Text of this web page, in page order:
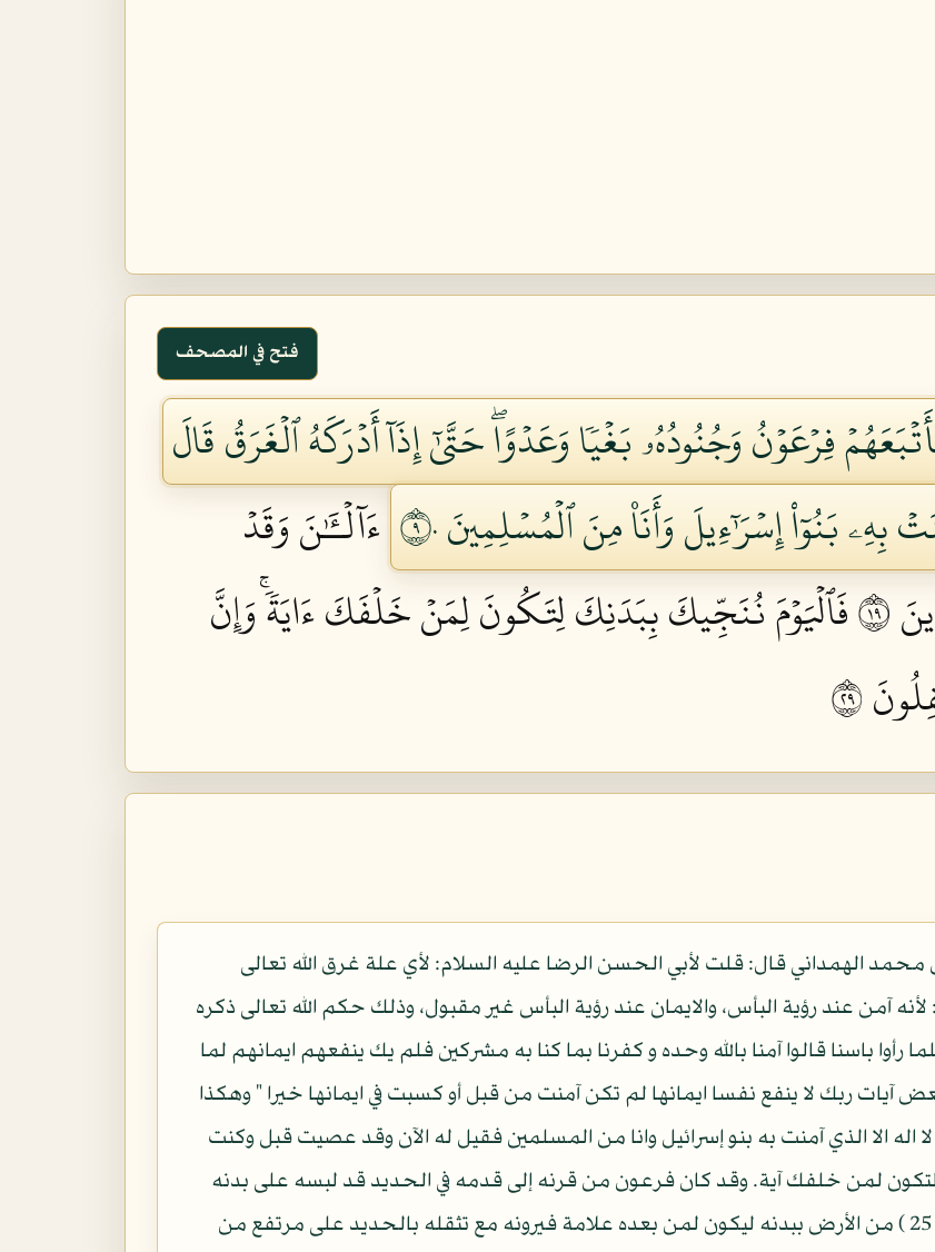
فتح في المصحف
فِرۡعَوۡنُ وَجُنُودُهُۥ بَغۡيٗا وَعَدۡوًاۖ حَتَّىٰٓ إِذَآ أَدۡرَكَهُ ٱلۡغَرَقُ قَالَ
بِهِۦ بَنُوٓاْ إِسۡرَٰٓءِيلَ وَأَنَا۠ مِنَ ٱلۡمُسۡلِمِينَ ٩٠
ءَآلۡـَٰٔنَ وَقَدۡ
فَٱلۡيَوۡمَ نُنَجِّيكَ بِبَدَنِكَ لِتَكُونَ لِمَنۡ خَلۡفَكَ ءَايَةٗۚ وَإِنَّ
٩٢
محمد الهمداني قال: قلت لأبي الحسن الرضا عليه السلام: لأي علة غرق الله تعالى
آمن عند رؤية البأس، والايمان عند رؤية البأس غير مقبول، وذلك حكم الله تعالى ذكره
رأوا باسنا قالوا آمنا بالله وحده و كفرنا بما كنا به مشركين فلم يك ينفعهم ايمانهم لما
آيات ربك لا ينفع نفسا ايمانها لم تكن آمنت من قبل أو كسبت في ايمانها خيرا " وهكذا
اله الا الذي آمنت به بنو إسرائيل وانا من المسلمين فقيل له الآن وقد عصيت قبل وكنت
لمن خلفك آية. وقد كان فرعون من قرنه إلى قدمه في الحديد قد لبسه على بدنه
فلما غرق ألقاه الله تعالى على نجوة ( 25 ) من الأرض ببدنه ليكون لمن بعده علامة فيرونه مع تثقله بالحديد على مرتفع من